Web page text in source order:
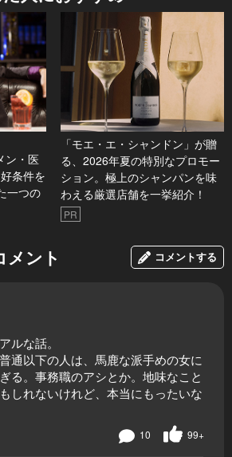
ン・医
条件を
一つの
「モエ・エ・シャンドン」が贈
る、2026年夏の特別なプロモー
ション。極上のシャンパンを味
わえる厳選店舗を一挙紹介！
PR
メント コメントする
ルな話。
通以下の人は、馬鹿な派手めの女に
る。事務職のアシとか。地味なこと
しれないけれど、本当にもったいな
99+
10